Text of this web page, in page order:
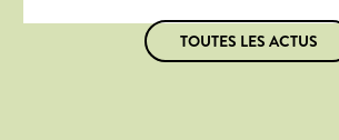
TOUTES LES ACTUS